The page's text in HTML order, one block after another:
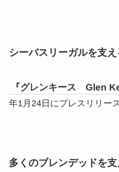
シーバスリーガルを支え
『グレンキース Glen
年1月24日にプレスリリース
多くのブレンデッドを